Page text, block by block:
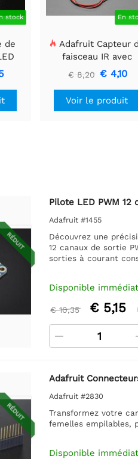
stock
de
x
En
Adafruit Capteur
faisceau IR avec
embouts de câble de
qualité supérieure -
LED 5 mm
€ 8,20 € 4,10
Voir le produit
RÉDUIT
Pilote LED PWM
Adafruit #1455
Découvrez une
12 canaux de sortie
sorties à courant
Disponible
€ 10,35 € 5,15
RÉDUIT
Adafruit
Adafruit #2830
Transformez votre
femelles empilables,
Disponible